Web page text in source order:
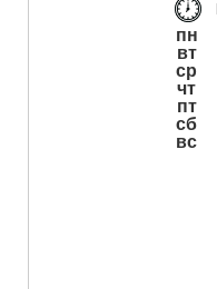
пн
вт
ср
чт
пт
сб
вс